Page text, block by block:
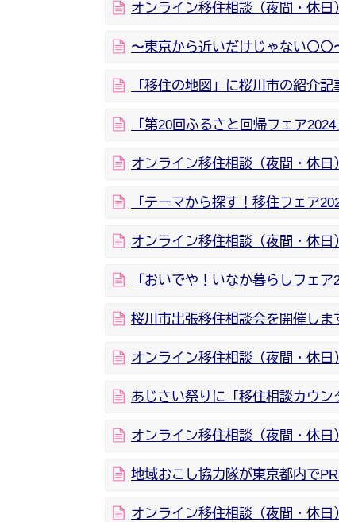
オンライン移住相談（夜間・休日
〜東京から近いだけじゃない〇〇
「移住の地図」に桜川市の紹介記
「第20回ふるさと回帰フェア
オンライン移住相談（夜間・休日
「テーマから探す！移住フェア
オンライン移住相談（夜間・休日
「おいでや！いなか暮らしフェア
桜川市出張移住相談会を開催しま
オンライン移住相談（夜間・休日
あじさい祭りに「移住相談カウン
オンライン移住相談（夜間・休日
地域おこし協力隊が東京都内で
オンライン移住相談（夜間・休日